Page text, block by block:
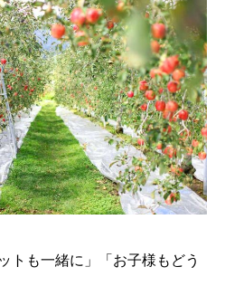
トも一緒に」「お子様もどう